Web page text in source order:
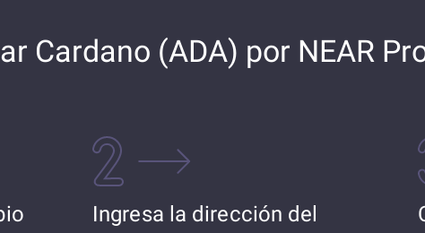
Cardano (ADA) por NEAR
Ingresa la dirección del